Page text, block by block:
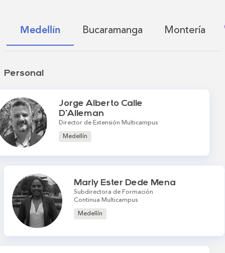
Medellín Bucaramanga Montería
Personal
Jorge Alberto Calle
D'Alleman
Director de Extensión Multicampus
Medellín
Marly Ester Dede Mena
Subdirectora de Formación
Continua Multicampus
Medellín